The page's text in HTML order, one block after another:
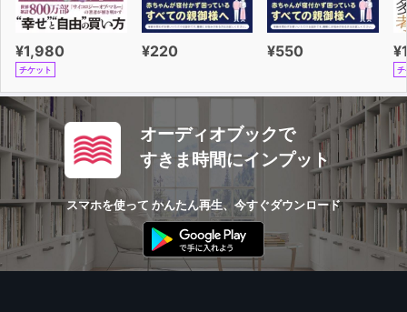
¥1,980
チケット
¥220 ¥550
チ
オーディオブックで
すきま時間にインプット
スマホを使って かんたん再生、今すぐダウンロード